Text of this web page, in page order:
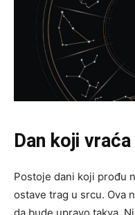
Dan koji
Postoje dani koji prođu
ostave trag u srcu. Ova